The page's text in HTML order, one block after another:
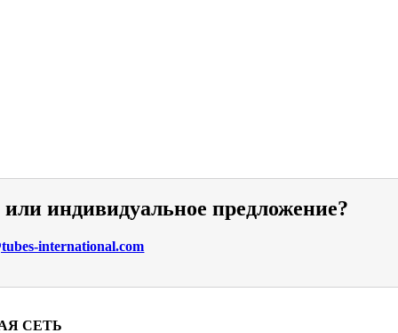
индивидуальное предложение?
international.com
СЕТЬ